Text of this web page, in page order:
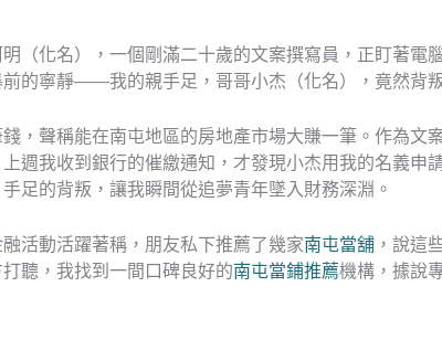
（化名），一個剛滿二十歲的文案撰寫員，正盯著電
的寧靜——我的親手足，哥哥小杰（化名），竟然背
，聲稱能在南屯地區的房地產市場大賺一筆。作為文
週我收到銀行的催繳通知，才發現小杰用我的名義申
足的背叛，讓我瞬間從追夢青年墜入財務深淵。
活動活躍著稱，朋友私下推薦了幾家南屯當舖，說這
聽，我找到一間口碑良好的南屯當鋪推薦機構，據說